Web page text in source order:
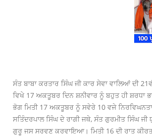
ਸੰਤ ਬਾਬਾ ਕਰਤਾਰ ਸਿੰਘ ਜੀ ਕਾਰ ਸੇਵਾ ਵਾਲਿਆਂ ਦੀ
ਵਿਖੇ 17 ਅਕਤੂਬਰ ਦਿਨ ਸ਼ਨੀਵਾਰ ਨੂੰ ਬਹੁਤ ਹੀ ਸ਼ਰਧਾ
ਭੋਗ ਮਿਤੀ 17 ਅਕਤੂਬਰ ਨੂੰ ਸਵੇਰੇ 10 ਵਜੇ
ਸਤਿੰਦਰਪਾਲ ਸਿੰਘ ਦੇ ਰਾਗੀ ਜਥੇ, ਸੰਤ ਗੁਰਮੀਤ ਸਿੰਘ
ਗੁਰੂ ਜਸ ਸਰਵਣ ਕਰਵਾਇਆ। ਮਿਤੀ 16 ਦੀ ਰਾਤ